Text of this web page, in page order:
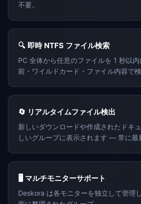
不要。
🔍 即時 NTFS ファイル検索
PC 全体から任意のファイルを 1 秒以
前・ワイルドカード・ファイル内容で検
🔄 リアルタイムファイル検出
新しいダウンロードや作成されたドキ
しいグループに表示されます — 常に最
🖥️ マルチモニターサポート
Deskora は各モニターを独立して管理